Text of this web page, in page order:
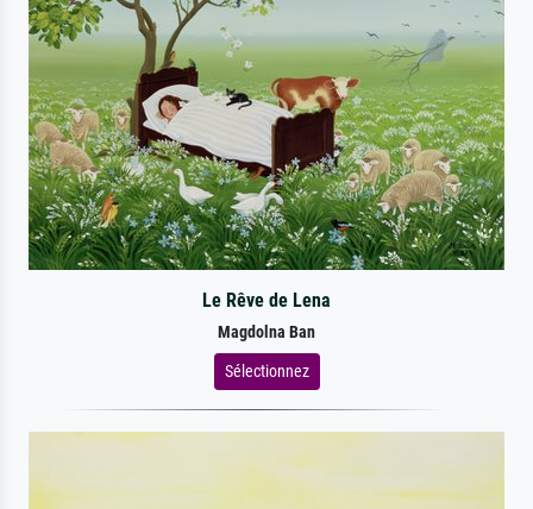
Le Rêve de Lena
Magdolna Ban
Sélectionnez